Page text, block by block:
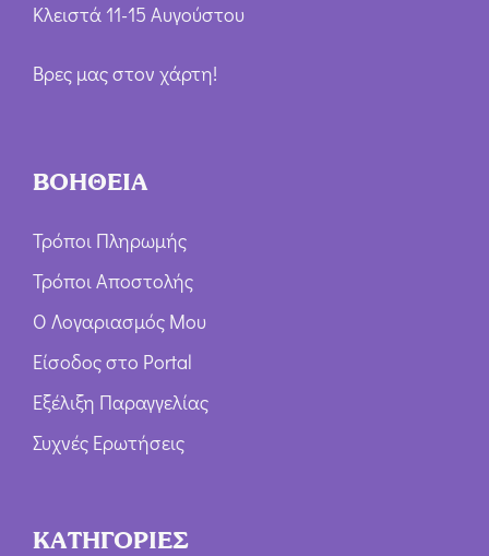
Κλειστά 11-15 Αυγούστου
Βρες μας στον χάρτη!
ΒΟΗΘΕΙΑ
Τρόποι Πληρωμής
Τρόποι Αποστολής
Ο Λογαριασμός Μου
Είσοδος στο Portal
Εξέλιξη Παραγγελίας
Συχνές Ερωτήσεις
ΚΑΤΗΓΟΡΙΕΣ